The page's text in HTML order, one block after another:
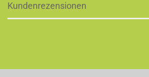
Kundenrezensionen